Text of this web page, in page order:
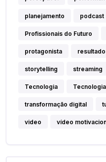
planejamento podcast
Profissionais do Futuro
protagonista resultado
storytelling streaming
Tecnologia
transformação digital
video vídeo